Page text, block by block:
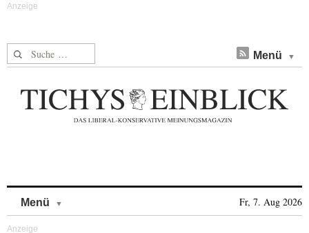
Suche nach: Menü
Menü Fr, 7. Aug 2026